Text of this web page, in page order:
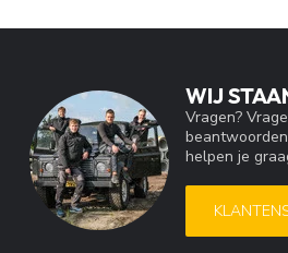
WIJ
Vragen?
helpen je